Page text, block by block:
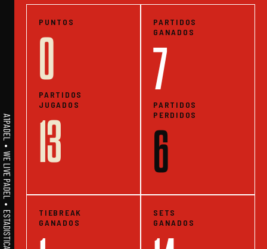
A1PADEL • WE LIVE PADEL • ESTADISTICAS
PUNTOS
0
PARTIDOS
JUGADOS
13
PARTIDOS
GANADOS
7
PARTIDOS
PERDIDOS
6
TIEBREAK
GANADOS
SETS
GANADOS